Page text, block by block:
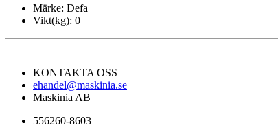
Märke: Defa
Vikt(kg): 0
KONTAKTA OSS
ehandel@maskinia.se
Maskinia AB
556260-8603